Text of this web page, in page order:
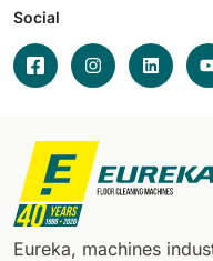
Social
Eureka, machines